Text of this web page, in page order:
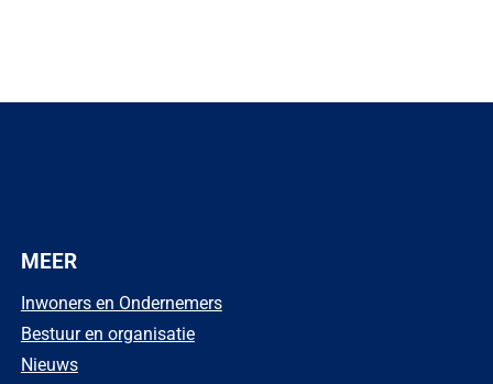
MEER
Inwoners en Ondernemers
Bestuur en organisatie
Nieuws